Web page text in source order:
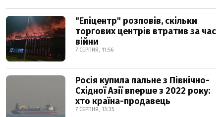
"Епіцентр" розповів, скільки
торгових центрів втратив за час
війни
7 СЕРПНЯ, 11:56
Росія купила пальне з Північно-
Східної Азії вперше з 2022 року:
хто країна-продавець
7 СЕРПНЯ, 13:35